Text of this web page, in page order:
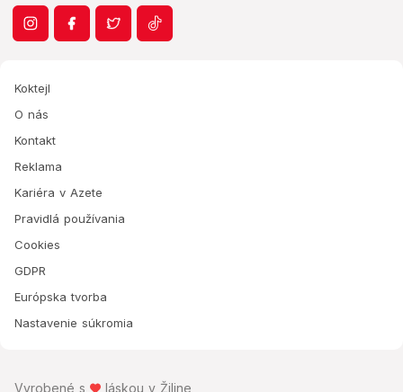
Koktejl
O nás
Kontakt
Reklama
Kariéra v Azete
Pravidlá používania
Cookies
GDPR
Európska tvorba
Nastavenie súkromia
Vyrobené s láskou v Žiline